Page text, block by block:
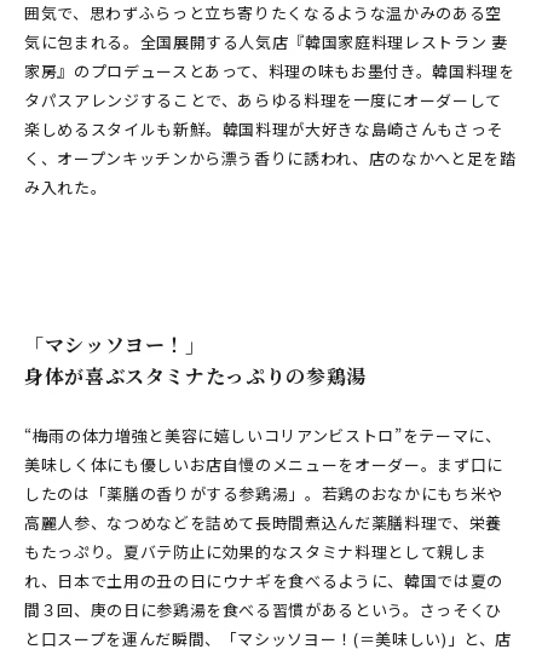
囲気で、思わずふらっと立ち寄りたくなるような温かみのある空
気に包まれる。全国展開する人気店『韓国家庭料理レストラン 妻
家房』のプロデュースとあって、料理の味もお墨付き。韓国料理を
タパスアレンジすることで、あらゆる料理を一度にオーダーして
楽しめるスタイルも新鮮。韓国料理が大好きな島崎さんもさっそ
く、オープンキッチンから漂う香りに誘われ、店のなかへと足を踏
み入れた。
「マシッソヨー！」
身体が喜ぶスタミナたっぷりの参鶏湯
“梅雨の体力増強と美容に嬉しいコリアンビストロ”をテーマに、
美味しく体にも優しいお店自慢のメニューをオーダー。まず口に
したのは「薬膳の香りがする参鶏湯」。若鶏のおなかにもち米や
高麗人参、なつめなどを詰めて長時間煮込んだ薬膳料理で、栄養
もたっぷり。夏バテ防止に効果的なスタミナ料理として親しま
れ、日本で土用の丑の日にウナギを食べるように、韓国では夏の
間３回、庚の日に参鶏湯を食べる習慣があるという。さっそくひ
と口スープを運んだ瞬間、「マシッソヨー！(＝美味しい)」と、店